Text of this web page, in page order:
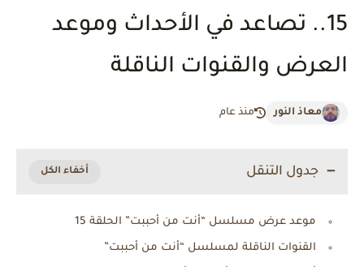
15.. تصاعد في الأحداث وموعد
العرض والقنوات الناقلة
معاذ النور منذ عام
جدول التنقل
موعد عرض مسلسل “أنت من أحببت” الحلقة 15
القنوات الناقلة لمسلسل “أنت من أحببت”